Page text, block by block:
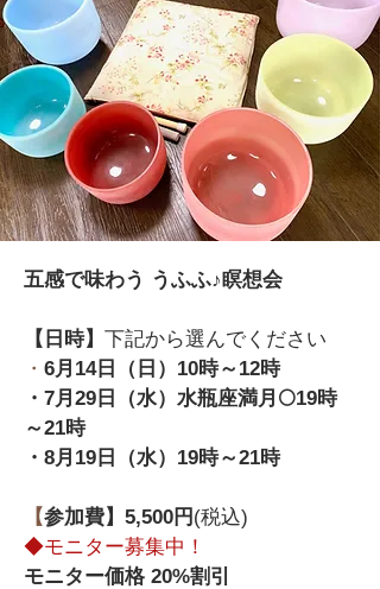
五感で味わう うふふ♪瞑想会
【日時】 下記から選んでください
・ 6月14日（日）10時～12時
​・7月29日（水）水瓶座満月🌕19時
～21時
・8月19日（水）19時～21時
【参加費】5,500円 (税込)
◆モニター募集中！
モニター価格 20%割引